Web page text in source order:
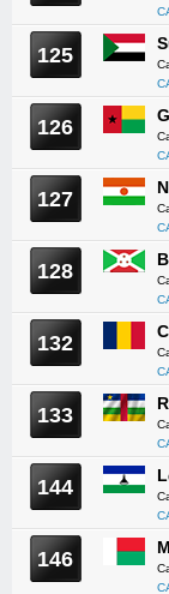
125
126
127
128
132
133
144
146